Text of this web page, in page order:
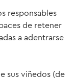
responsables
de retener
a adentrarse
sus viñedos (de